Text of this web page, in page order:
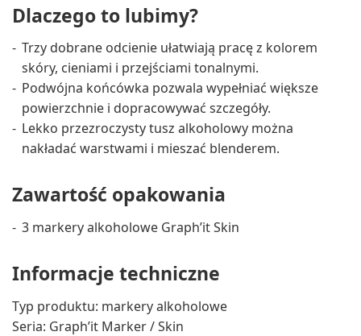
Dlaczego to lubimy?
Trzy dobrane odcienie ułatwiają pracę z kolorem
skóry, cieniami i przejściami tonalnymi.
Podwójna końcówka pozwala wypełniać większe
powierzchnie i dopracowywać szczegóły.
Lekko przezroczysty tusz alkoholowy można
nakładać warstwami i mieszać blenderem.
Zawartość opakowania
3 markery alkoholowe Graph’it Skin
Informacje techniczne
Typ produktu: markery alkoholowe
Seria: Graph’it Marker / Skin